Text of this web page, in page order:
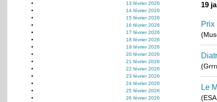
13 février 2026
14 février 2026
15 février 2026
16 février 2026
17 février 2026
18 février 2026
19 février 2026
20 février 2026
21 février 2026
22 février 2026
23 février 2026
24 février 2026
25 février 2026
26 février 2026
19
Prix
Le